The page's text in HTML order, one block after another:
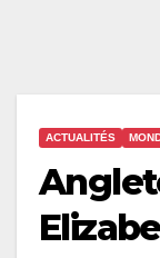
ACTUALITÉS